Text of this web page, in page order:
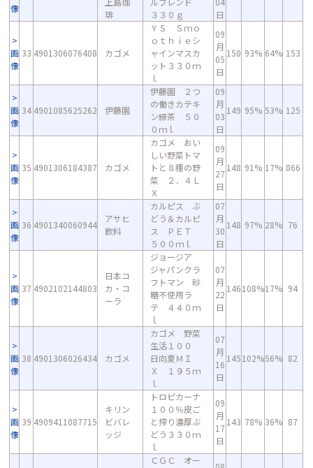
像
琲
３３０ｇ
日
画
像
33 4901306076408 カゴメ
ＹＳ Ｓｍｏ
ｏｔｈｉｅシ
ャインマスカ
ット３３０ｍ
ｌ
09
月
05
日
150 93% 64% 153
画
像
34 4901085625262 伊藤園
伊藤園 ２つ
の働きカテキ
ン緑茶 ５０
０ｍｌ
09
月
03
日
149 95% 53% 125
画
像
35 4901306184387 カゴメ
カゴメ おい
しい野菜トマ
トと８種の野
菜 ２．４Ｌ
Ｘ
09
月
27
日
148 91% 17% 866
画
像
36 4901340060944
アサヒ
飲料
カルピス ぶ
どう＆カルピ
ス ＰＥＴ
５００ｍｌ
07
月
30
日
148 97% 28% 76
画
像
37 4902102144803
日本コ
カ・コ
ーラ
ジョージア
ジャパンクラ
フトマン 砂
糖不使用ラ
テ ４４０ｍ
ｌ
07
月
22
日
146108%17% 94
画
像
38 4901306026434 カゴメ
カゴメ 野菜
生活１００
日向夏ＭＩ
Ｘ １９５ｍ
ｌ
07
月
16
日
145102%56% 82
画
像
39 4909411087715
キリン
ビバレ
ッジ
トロピカーナ
１００％皮ご
と搾り濃厚ぶ
どう３３０ｍ
ｌ
09
月
17
日
143 78% 36% 87
ＣＧＣ オー